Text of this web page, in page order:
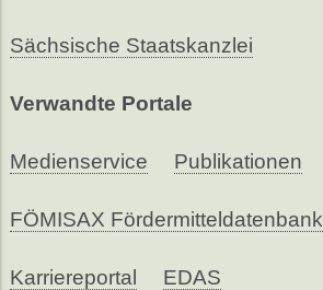
Sächsische Staatskanzlei
Verwandte Portale
Medienservice Publikationen
FÖMISAX Fördermitteldatenbank
Karriereportal EDAS